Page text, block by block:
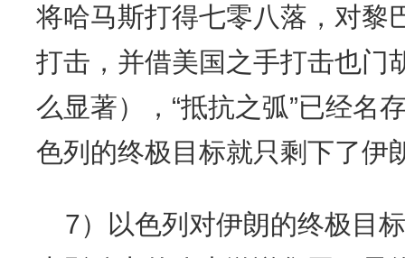
将哈马斯打得七零八落，对黎
打击，并借美国之手打击也门
么显著），“抵抗之弧”已经名
色列的终极目标就只剩下了伊
7）以色列对伊朗的终极目